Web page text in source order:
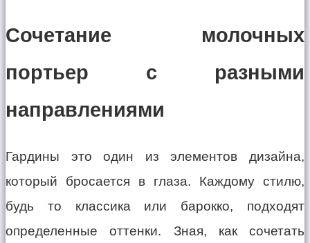
Сочетание молочных
портьер с разными
направлениями
Гардины это один из элементов дизайна,
который бросается в глаза. Каждому стилю,
будь то классика или барокко, подходят
определенные оттенки. Зная, как сочетать